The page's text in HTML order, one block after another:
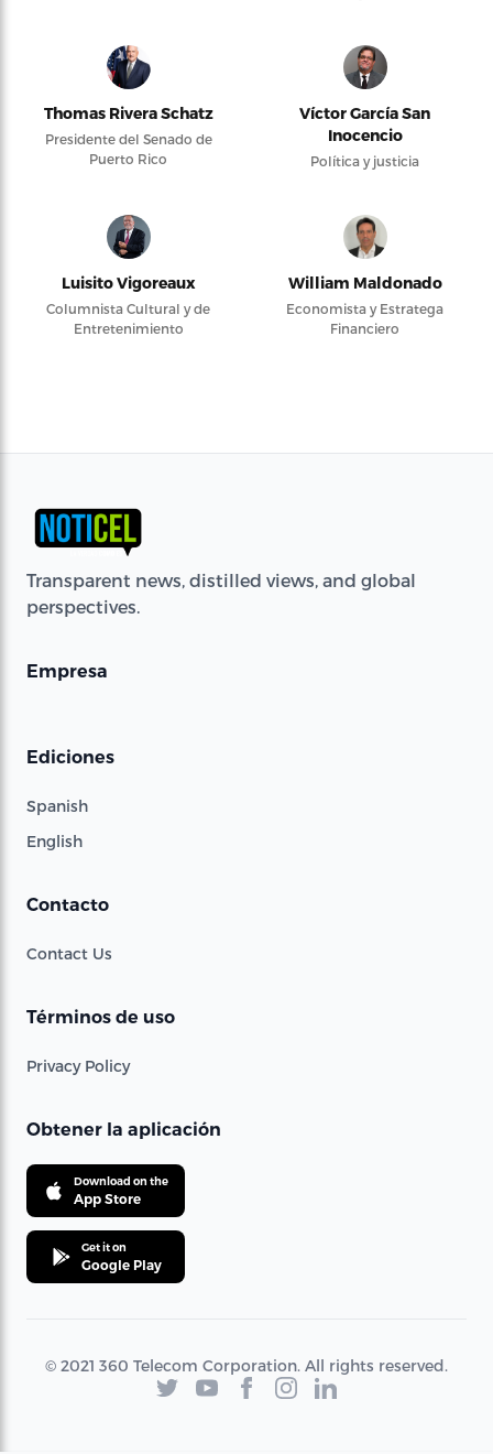
Thomas Rivera Schatz
Presidente del Senado de
Puerto Rico
Víctor García San
Inocencio
Política y justicia
Luisito Vigoreaux
Columnista Cultural y de
Entretenimiento
William Maldonado
Economista y Estratega
Financiero
Transparent news, distilled views, and global
perspectives.
Empresa
Ediciones
Spanish
English
Contacto
Contact Us
Términos de uso
Privacy Policy
Obtener la aplicación
Download on the
App Store
Get it on
Google Play
© 2021 360 Telecom Corporation. All rights reserved.